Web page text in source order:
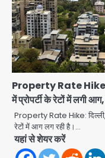
Property Rate Hike:
में प्रोपर्टी के रेटों में लगी
Property Rate Hike: दिल्ली,
रेटों में आग लग रही है।…
यहां से शेयर करें
3
पर
4
5